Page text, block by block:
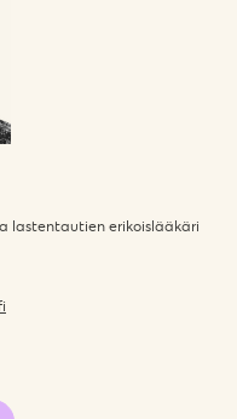
lastentautien erikoislääkäri